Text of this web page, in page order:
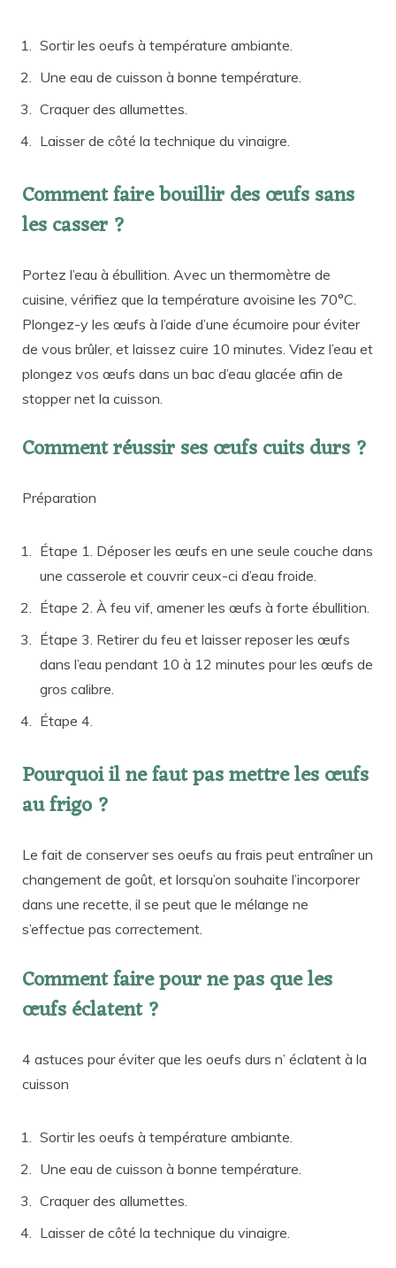
Sortir les oeufs à température ambiante.
Une eau de cuisson à bonne température.
Craquer des allumettes.
Laisser de côté la technique du vinaigre.
Comment faire bouillir des œufs sans
les casser ?
Portez l’eau à ébullition. Avec un thermomètre de
cuisine, vérifiez que la température avoisine les 70°C.
Plongez-y les œufs à l’aide d’une écumoire pour éviter
de vous brûler, et laissez cuire 10 minutes. Videz l’eau et
plongez vos œufs dans un bac d’eau glacée afin de
stopper net la cuisson.
Comment réussir ses œufs cuits durs ?
Préparation
Étape 1. Déposer les œufs en une seule couche dans
une casserole et couvrir ceux-ci d’eau froide.
Étape 2. À feu vif, amener les œufs à forte ébullition.
Étape 3. Retirer du feu et laisser reposer les œufs
dans l’eau pendant 10 à 12 minutes pour les œufs de
gros calibre.
Étape 4.
Pourquoi il ne faut pas mettre les œufs
au frigo ?
Le fait de conserver ses oeufs au frais peut entraîner un
changement de goût, et lorsqu’on souhaite l’incorporer
dans une recette, il se peut que le mélange ne
s’effectue pas correctement.
Comment faire pour ne pas que les
œufs éclatent ?
4 astuces pour éviter que les oeufs durs n’ éclatent à la
cuisson
Sortir les oeufs à température ambiante.
Une eau de cuisson à bonne température.
Craquer des allumettes.
Laisser de côté la technique du vinaigre.